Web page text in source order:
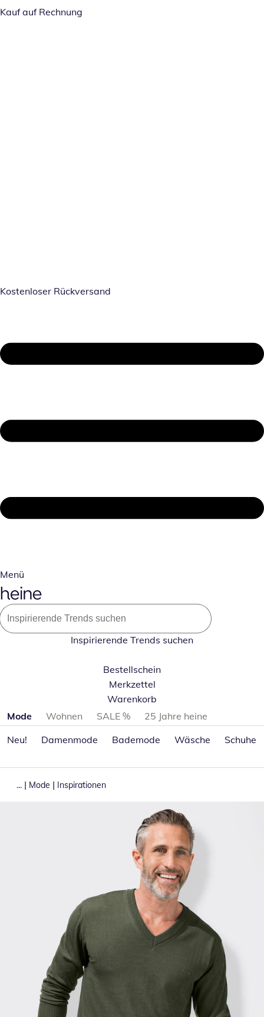
Kauf auf Rechnung
Kostenloser Rückversand
Menü
Inspirierende Trends suchen
Bestellschein
Merkzettel
Warenkorb
Produktkategorien überspringen
Mode Wohnen SALE %
25 Jahre heine
Neu!
Damenmode Bademode Wäsche Schuhe
... | Mode | Inspirationen